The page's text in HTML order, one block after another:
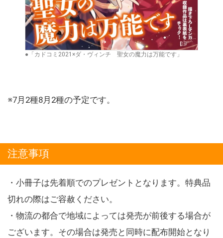
●「カドコミ2021×ダ・ヴィンチ 聖女の魔力は万能です」
※7月2種8月2種の予定です。
注意事項
・小冊子は先着順でのプレゼントとなります。特典品
切れの際はご容赦ください。
・物流の都合で地域によっては発売が前後する場合が
ございます。その場合は発売と同時に配布開始となり